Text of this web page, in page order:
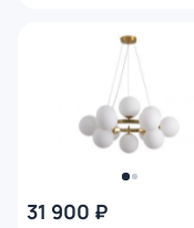
31 900 ₽
Количество ламп
Вид лампы